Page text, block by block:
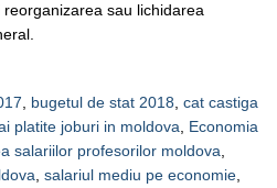
sau lichidarea
bugetul de stat 2018 cat castiga
platite joburi in moldova
Economia
salariilor profesorilor moldova
salariul mediu pe economie